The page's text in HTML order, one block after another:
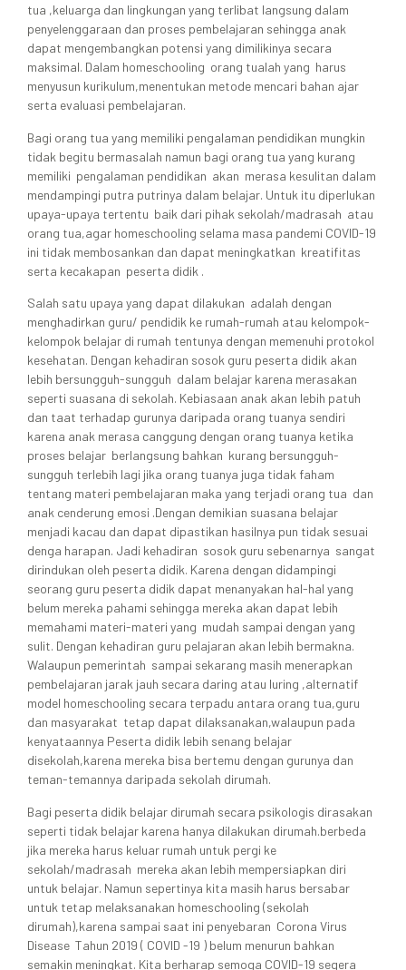
tua ,keluarga dan lingkungan yang terlibat langsung dalam
penyelenggaraan dan proses pembelajaran sehingga anak
dapat mengembangkan potensi yang dimilikinya secara
maksimal. Dalam homeschooling orang tualah yang harus
menyusun kurikulum,menentukan metode mencari bahan ajar
serta evaluasi pembelajaran.
Bagi orang tua yang memiliki pengalaman pendidikan mungkin
tidak begitu bermasalah namun bagi orang tua yang kurang
memiliki pengalaman pendidikan akan merasa kesulitan dalam
mendampingi putra putrinya dalam belajar. Untuk itu diperlukan
upaya-upaya tertentu baik dari pihak sekolah/madrasah atau
orang tua,agar homeschooling selama masa pandemi COVID-19
ini tidak membosankan dan dapat meningkatkan kreatifitas
serta kecakapan peserta didik .
Salah satu upaya yang dapat dilakukan adalah dengan
menghadirkan guru/ pendidik ke rumah-rumah atau kelompok-
kelompok belajar di rumah tentunya dengan memenuhi protokol
kesehatan. Dengan kehadiran sosok guru peserta didik akan
lebih bersungguh-sungguh dalam belajar karena merasakan
seperti suasana di sekolah. Kebiasaan anak akan lebih patuh
dan taat terhadap gurunya daripada orang tuanya sendiri
karena anak merasa canggung dengan orang tuanya ketika
proses belajar berlangsung bahkan kurang bersungguh-
sungguh terlebih lagi jika orang tuanya juga tidak faham
tentang materi pembelajaran maka yang terjadi orang tua dan
anak cenderung emosi .Dengan demikian suasana belajar
menjadi kacau dan dapat dipastikan hasilnya pun tidak sesuai
denga harapan. Jadi kehadiran sosok guru sebenarnya sangat
dirindukan oleh peserta didik. Karena dengan didampingi
seorang guru peserta didik dapat menanyakan hal-hal yang
belum mereka pahami sehingga mereka akan dapat lebih
memahami materi-materi yang mudah sampai dengan yang
sulit. Dengan kehadiran guru pelajaran akan lebih bermakna.
Walaupun pemerintah sampai sekarang masih menerapkan
pembelajaran jarak jauh secara daring atau luring ,alternatif
model homeschooling secara terpadu antara orang tua,guru
dan masyarakat tetap dapat dilaksanakan,walaupun pada
kenyataannya Peserta didik lebih senang belajar
disekolah,karena mereka bisa bertemu dengan gurunya dan
teman-temannya daripada sekolah dirumah.
Bagi peserta didik belajar dirumah secara psikologis dirasakan
seperti tidak belajar karena hanya dilakukan dirumah.berbeda
jika mereka harus keluar rumah untuk pergi ke
sekolah/madrasah mereka akan lebih mempersiapkan diri
untuk belajar. Namun sepertinya kita masih harus bersabar
untuk tetap melaksanakan homeschooling (sekolah
dirumah),karena sampai saat ini penyebaran Corona Virus
Disease Tahun 2019 ( COVID -19 ) belum menurun bahkan
semakin meningkat. Kita berharap semoga COVID-19 segera